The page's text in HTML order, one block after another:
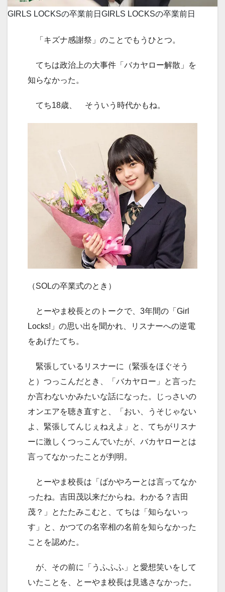
GIRLS LOCKSの卒業前日 GIRLS LOCKSの卒業前日
「キズナ感謝祭」のことでもうひとつ。
てちは政治上の大事件「バカヤロー解散」を
知らなかった。
てち18歳、 そういう時代かもね。
（SOLの卒業式のとき）
とーやま校長とのトークで、3年間の「Girl
Locks!」の思い出を聞かれ、リスナーへの逆電
をあげたてち。
緊張しているリスナーに（緊張をほぐそう
と）つっこんだとき、「バカヤロー」と言った
か言わないかみたいな話になった。じっさいの
オンエアを聴き直すと、「おい、うそじゃない
よ、緊張してんじぇねえよ」と、てちがリスナ
ーに激しくつっこんでいたが、バカヤローとは
言ってなかったことが判明。
とーやま校長は「ばかやろーとは言ってなか
ったね。吉田茂以来だからね。わかる？吉田
茂？」とたたみこむと、てちは「知らないっ
す」と、かつての名宰相の名前を知らなかった
ことを認めた。
が、その前に「うふふふ」と愛想笑いをして
いたことを、とーやま校長は見逃さなかった。